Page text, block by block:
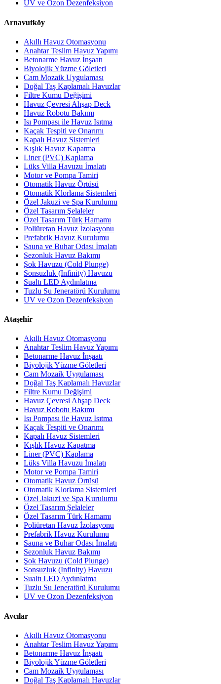
UV ve Ozon Dezenfeksiyon
Arnavutköy
Akıllı Havuz Otomasyonu
Anahtar Teslim Havuz Yapımı
Betonarme Havuz İnşaatı
Biyolojik Yüzme Göletleri
Cam Mozaik Uygulaması
Doğal Taş Kaplamalı Havuzlar
Filtre Kumu Değişimi
Havuz Çevresi Ahşap Deck
Havuz Robotu Bakımı
Isı Pompası ile Havuz Isıtma
Kaçak Tespiti ve Onarımı
Kapalı Havuz Sistemleri
Kışlık Havuz Kapatma
Liner (PVC) Kaplama
Lüks Villa Havuzu İmalatı
Motor ve Pompa Tamiri
Otomatik Havuz Örtüsü
Otomatik Klorlama Sistemleri
Özel Jakuzi ve Spa Kurulumu
Özel Tasarım Şelaleler
Özel Tasarım Türk Hamamı
Poliüretan Havuz İzolasyonu
Prefabrik Havuz Kurulumu
Sauna ve Buhar Odası İmalatı
Sezonluk Havuz Bakımı
Şok Havuzu (Cold Plunge)
Sonsuzluk (Infinity) Havuzu
Sualtı LED Aydınlatma
Tuzlu Su Jeneratörü Kurulumu
UV ve Ozon Dezenfeksiyon
Ataşehir
Akıllı Havuz Otomasyonu
Anahtar Teslim Havuz Yapımı
Betonarme Havuz İnşaatı
Biyolojik Yüzme Göletleri
Cam Mozaik Uygulaması
Doğal Taş Kaplamalı Havuzlar
Filtre Kumu Değişimi
Havuz Çevresi Ahşap Deck
Havuz Robotu Bakımı
Isı Pompası ile Havuz Isıtma
Kaçak Tespiti ve Onarımı
Kapalı Havuz Sistemleri
Kışlık Havuz Kapatma
Liner (PVC) Kaplama
Lüks Villa Havuzu İmalatı
Motor ve Pompa Tamiri
Otomatik Havuz Örtüsü
Otomatik Klorlama Sistemleri
Özel Jakuzi ve Spa Kurulumu
Özel Tasarım Şelaleler
Özel Tasarım Türk Hamamı
Poliüretan Havuz İzolasyonu
Prefabrik Havuz Kurulumu
Sauna ve Buhar Odası İmalatı
Sezonluk Havuz Bakımı
Şok Havuzu (Cold Plunge)
Sonsuzluk (Infinity) Havuzu
Sualtı LED Aydınlatma
Tuzlu Su Jeneratörü Kurulumu
UV ve Ozon Dezenfeksiyon
Avcılar
Akıllı Havuz Otomasyonu
Anahtar Teslim Havuz Yapımı
Betonarme Havuz İnşaatı
Biyolojik Yüzme Göletleri
Cam Mozaik Uygulaması
Doğal Taş Kaplamalı Havuzlar